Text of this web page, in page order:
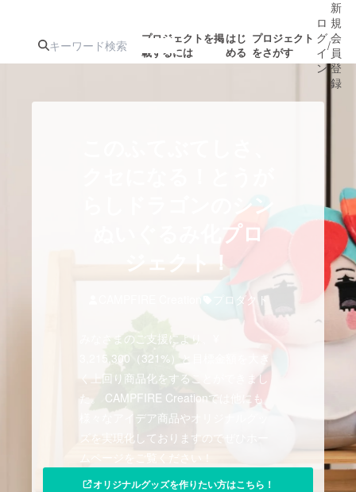
プロジェクトを掲
載するには
はじ
める
プロジェクト
をさがす
ゲーム・
書籍・雑誌
ビジネス・起業 チャレンジ
まちづくり・地域活性化
CAMPFIRE for Social GoodCAMPFIRE Creation
CAMPFIREふるさと納税 machi-ya
ロ
グ
イ
ン
/
新
規
会
員
登
録
らしドラゴンのシン
ぬいぐるみ化プロ
ジェクト！
プロダクト
みなさまのご支援により、¥
3,215,300（321%）と目標金額を大き
く上回り商品化をすることができまし
た。 CAMPFIRE Creationでは他にも
様々なアイデア商品やオリジナルグッ
ズを実現化しておりますのでぜひホー
ムページをご覧ください！
オリジナルグッズを作りたい方はこちら！